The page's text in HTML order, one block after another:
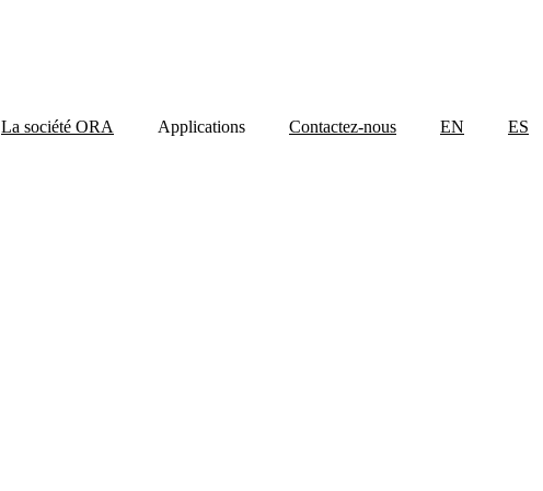
La société ORA Applications Contactez-nous EN ES